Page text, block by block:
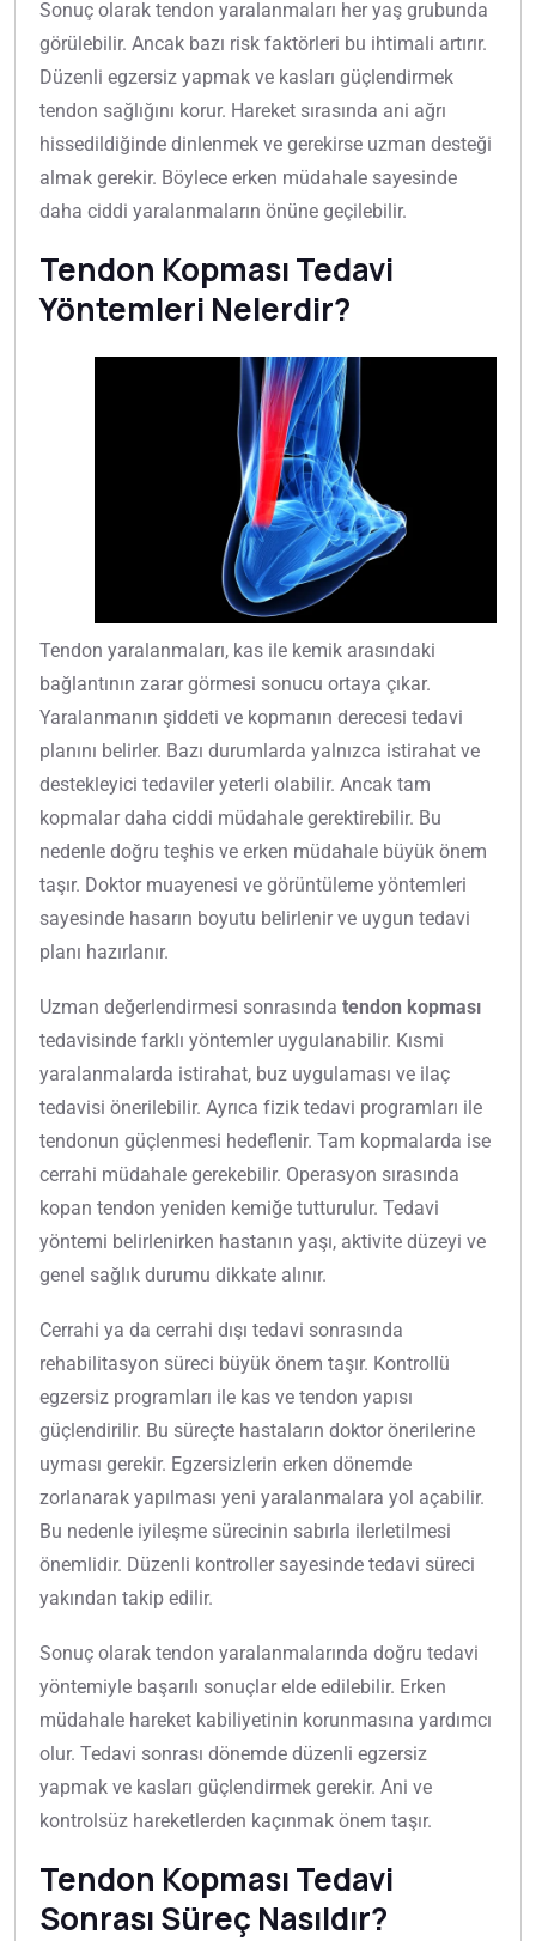
Sonuç olarak tendon yaralanmaları her yaş grubunda
görülebilir. Ancak bazı risk faktörleri bu ihtimali artırır.
Düzenli egzersiz yapmak ve kasları güçlendirmek
tendon sağlığını korur. Hareket sırasında ani ağrı
hissedildiğinde dinlenmek ve gerekirse uzman desteği
almak gerekir. Böylece erken müdahale sayesinde
daha ciddi yaralanmaların önüne geçilebilir.
Tendon Kopması Tedavi
Yöntemleri Nelerdir?
Tendon yaralanmaları, kas ile kemik arasındaki
bağlantının zarar görmesi sonucu ortaya çıkar.
Yaralanmanın şiddeti ve kopmanın derecesi tedavi
planını belirler. Bazı durumlarda yalnızca istirahat ve
destekleyici tedaviler yeterli olabilir. Ancak tam
kopmalar daha ciddi müdahale gerektirebilir. Bu
nedenle doğru teşhis ve erken müdahale büyük önem
taşır. Doktor muayenesi ve görüntüleme yöntemleri
sayesinde hasarın boyutu belirlenir ve uygun tedavi
planı hazırlanır.
Uzman değerlendirmesi sonrasında tendon kopması
tedavisinde farklı yöntemler uygulanabilir. Kısmi
yaralanmalarda istirahat, buz uygulaması ve ilaç
tedavisi önerilebilir. Ayrıca fizik tedavi programları ile
tendonun güçlenmesi hedeflenir. Tam kopmalarda ise
cerrahi müdahale gerekebilir. Operasyon sırasında
kopan tendon yeniden kemiğe tutturulur. Tedavi
yöntemi belirlenirken hastanın yaşı, aktivite düzeyi ve
genel sağlık durumu dikkate alınır.
Cerrahi ya da cerrahi dışı tedavi sonrasında
rehabilitasyon süreci büyük önem taşır. Kontrollü
egzersiz programları ile kas ve tendon yapısı
güçlendirilir. Bu süreçte hastaların doktor önerilerine
uyması gerekir. Egzersizlerin erken dönemde
zorlanarak yapılması yeni yaralanmalara yol açabilir.
Bu nedenle iyileşme sürecinin sabırla ilerletilmesi
önemlidir. Düzenli kontroller sayesinde tedavi süreci
yakından takip edilir.
Sonuç olarak tendon yaralanmalarında doğru tedavi
yöntemiyle başarılı sonuçlar elde edilebilir. Erken
müdahale hareket kabiliyetinin korunmasına yardımcı
olur. Tedavi sonrası dönemde düzenli egzersiz
yapmak ve kasları güçlendirmek gerekir. Ani ve
kontrolsüz hareketlerden kaçınmak önem taşır.
Tendon Kopması Tedavi
Sonrası Süreç Nasıldır?